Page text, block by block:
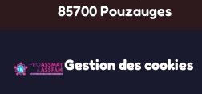
85700 Pouzauges

Téléphone
Gestion des cookies